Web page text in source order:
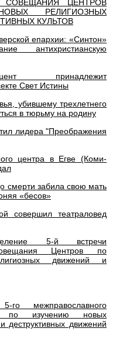
СОВЕЩАНИЯ ЦЕНТРОВ
РЕЛИГИОЗНЫХ
КУЛЬТОВ
епархии: «Синтон»
антихристианскую
принадлежит
Свет Истины
убившему трехлетнего
в тюрьму на родину
лидера "Преображения
центра в Егве (Коми-
смерти забила свою мать
«бесов»
совершил театраловед
5-й встречи
Центров по
движений и
го межправославного
по изучению новых
деструктивных движений